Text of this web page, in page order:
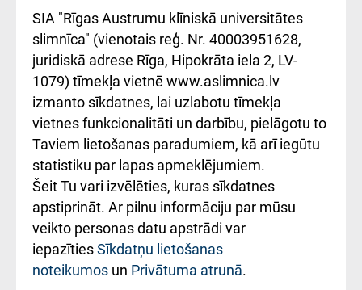
atsauksmju/sūdzību
iesniegšanas
kārtība
Kā pie mums nokļūt
Rēķinu apmaksas
ceļvedis
Rekvizīti un
ārstniecības
iestādes kods
010000234
Підтримка Східної
лікарні та співпраця з
Україною
SIA "Rīgas Austrumu klīniskā universitātes
slimnīca" (vienotais reģ. Nr. 40003951628,
juridiskā adrese Rīga, Hipokrāta iela 2, LV-
1079) tīmekļa vietnē www.aslimnica.lv
izmanto sīkdatnes, lai uzlabotu tīmekļa
vietnes funkcionalitāti un darbību, pielāgotu to
Taviem lietošanas paradumiem, kā arī iegūtu
statistiku par lapas apmeklējumiem.
Šeit Tu vari izvēlēties, kuras sīkdatnes
apstiprināt. Ar pilnu informāciju par mūsu
veikto personas datu apstrādi var
iepazītiesSīkdatņu lietošanas
noteikumos un Privātuma atrunā.